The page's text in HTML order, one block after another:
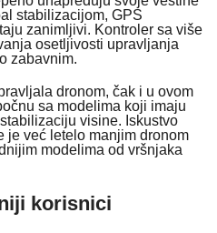
stabilizacijom, GPS
zanimljivi. Kontroler sa više
osetljivosti upravljanja
zabavnim.
dronom, čak i u ovom
sa modelima koji imaju
visine. Iskustvo
je već letelo manjim dronom
modelima od vršnjaka
korisnici